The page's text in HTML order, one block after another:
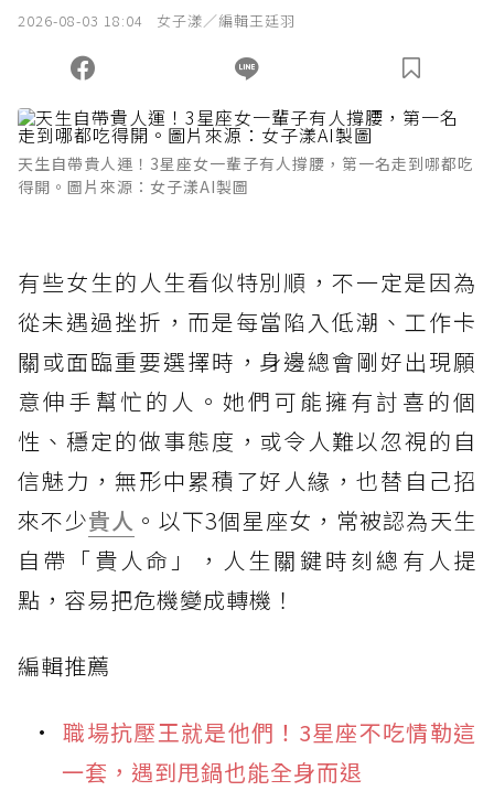
2026-08-03 18:04 女子漾／編輯王廷羽
天生自帶貴人運！3星座女一輩子有人撐腰，第一名走到哪都吃
得開。圖片來源：女子漾AI製圖
有些女生的人生看似特別順，不一定是因為
從未遇過挫折，而是每當陷入低潮、工作卡
關或面臨重要選擇時，身邊總會剛好出現願
意伸手幫忙的人。她們可能擁有討喜的個
性、穩定的做事態度，或令人難以忽視的自
信魅力，無形中累積了好人緣，也替自己招
來不少貴人 。以下3個星座女，常被認為天生
自帶「貴人命」，人生關鍵時刻總有人提
點，容易把危機變成轉機！
編輯推薦
職場抗壓王就是他們！3星座不吃情勒這
一套，遇到甩鍋也能全身而退